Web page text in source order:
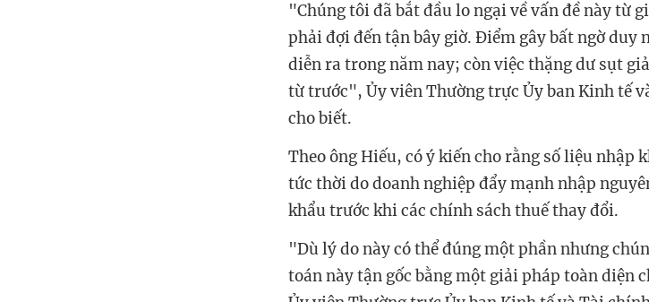
"Chúng tôi đã bắt đầu lo ngại về vấn đề này từ
phải đợi đến tận bây giờ. Điểm gây bất ngờ
diễn ra trong năm nay; còn việc thặng dư sụt
từ trước", Ủy viên Thường trực Ủy ban Kinh tế
cho biết.
Theo ông Hiếu, có ý kiến cho rằng số liệu nhập
tức thời do doanh nghiệp đẩy mạnh nhập
khẩu trước khi các chính sách thuế thay đổi.
"Dù lý do này có thể đúng một phần nhưng
toán này tận gốc bằng một giải pháp toàn diện